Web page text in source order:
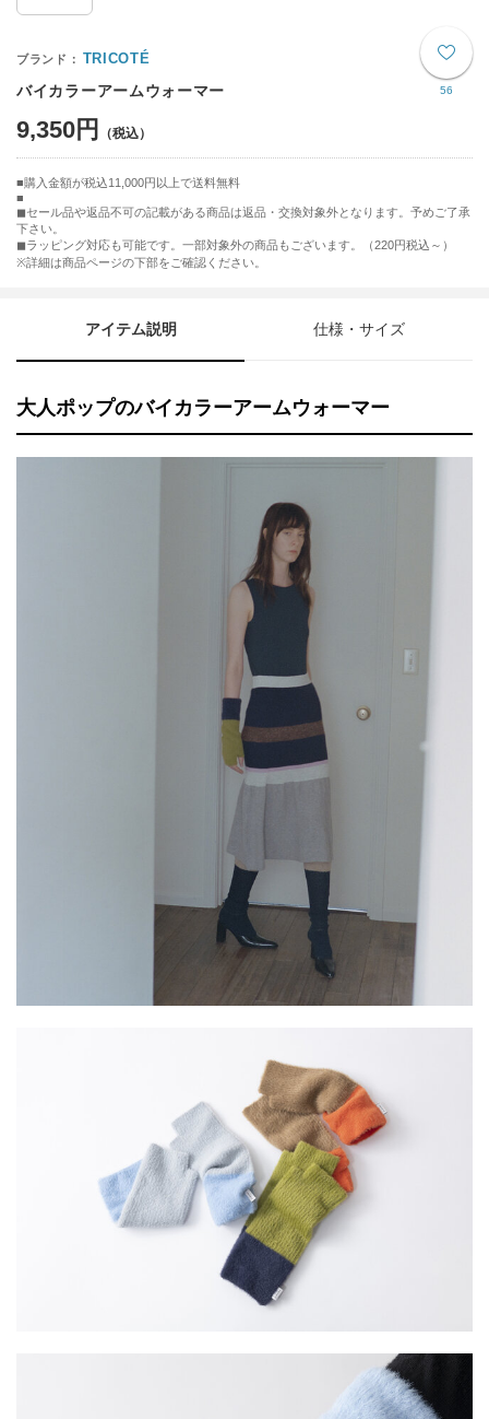
56
TRICOTÉ
バイカラーアームウォーマー
9,350円
購入金額が税込11,000円以上で送料無料
◼︎セール品や返品不可の記載がある商品は返品・交換対象外となります。予めご了承
下さい。
◼︎ラッピング対応も可能です。一部対象外の商品もございます。（220円税込～）
※詳細は商品ページの下部をご確認ください。
アイテム説明 仕様・サイズ
大人ポップのバイカラーアームウォーマー